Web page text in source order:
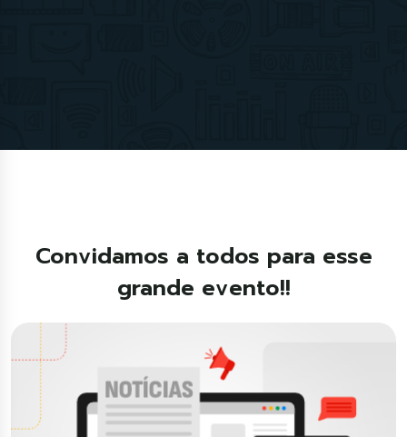
Convidamos a todos para esse
grande evento!!